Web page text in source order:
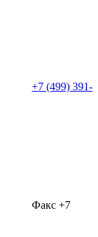
+7 (499) 391-
Факс +7